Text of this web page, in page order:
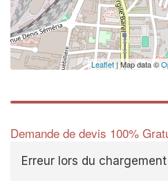
Leaflet| Map data ©
Demande de devis 100%
Erreur lors du